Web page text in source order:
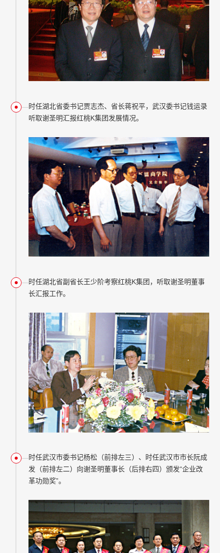
时任湖北省委书记贾志杰、省长蒋祝平，武汉委书记钱运录
听取谢圣明汇报红桃K集团发展情况。
时任湖北省副省长王少阶考察红桃K集团，听取谢圣明董事
长汇报工作。
时任武汉市委书记杨松（前排左三）、时任武汉市市长阮成
发（前排左二）向谢圣明董事长（后排右四）颁发“企业改
革功勋奖”。